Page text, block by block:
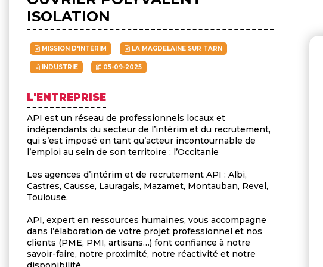
ISOLATION
MISSION D'INTÉRIM LA MAGDELAINE SUR TARN
INDUSTRIE 05-09-2025
L'ENTREPRISE
API est un réseau de professionnels locaux et
indépendants du secteur de l’intérim et du recrutement,
qui s’est imposé en tant qu’acteur incontournable de
l’emploi au sein de son territoire : l’Occitanie
Les agences d’intérim et de recrutement API : Albi,
Castres, Causse, Lauragais, Mazamet, Montauban, Revel,
Toulouse,
API, expert en ressources humaines, vous accompagne
dans l’élaboration de votre projet professionnel et nos
clients (PME, PMI, artisans…) font confiance à notre
savoir-faire, notre proximité, notre réactivité et notre